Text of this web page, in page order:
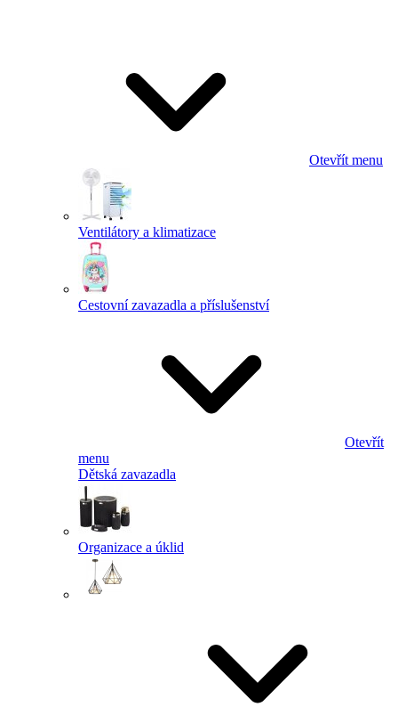
Otevřít menu
Ventilátory a klimatizace
Cestovní zavazadla a příslušenství
Otevřít
menu
Dětská zavazadla
Organizace a úklid